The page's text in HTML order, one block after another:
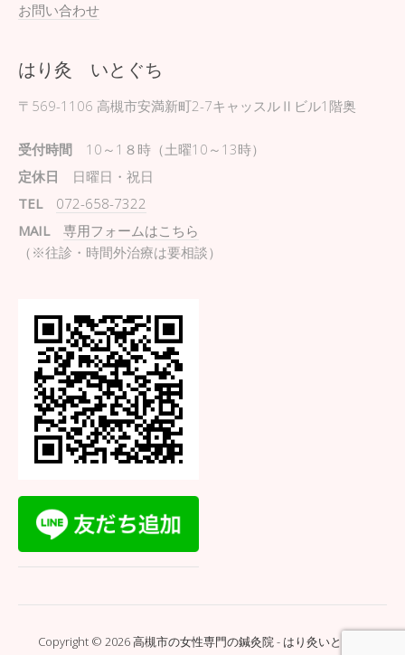
お問い合わせ
はり灸 いとぐち
〒569-1106 高槻市安満新町2-7キャッスルⅡビル1階奥
受付時間 10～1８時（土曜10～13時）
定休日 日曜日・祝日
TEL
072-658-7322
MAIL
専用フォームはこちら
（※往診・時間外治療は要相談）
Copyright © 2026 高槻市の女性専門の鍼灸院 - はり灸いとぐち.